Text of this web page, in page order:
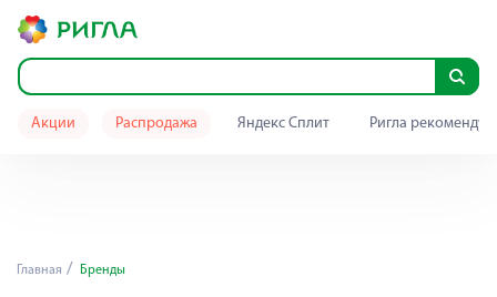
Акции Распродажа Яндекс Сплит Ригла
Главная Бренды